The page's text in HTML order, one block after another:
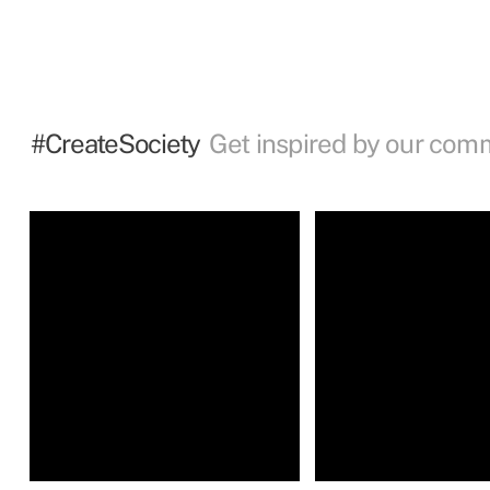
#CreateSociety Get inspired by our